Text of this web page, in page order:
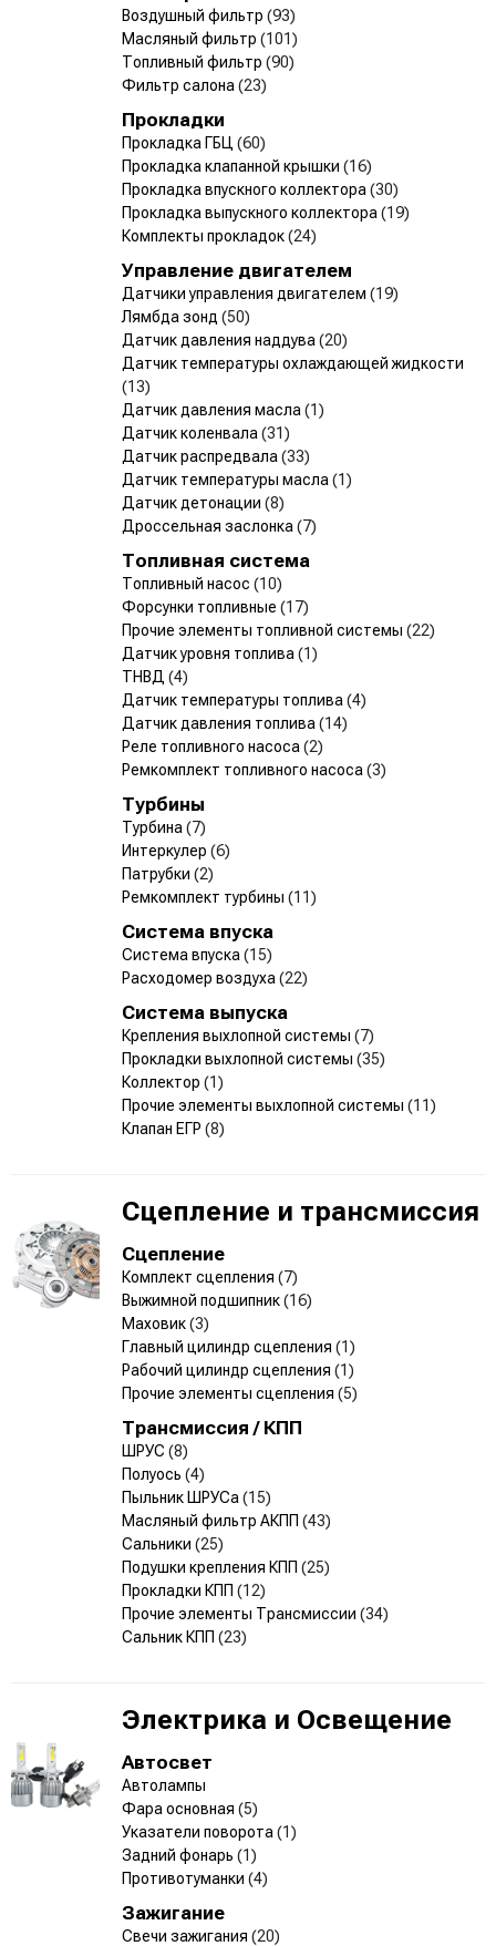
Воздушный фильтр (93)
Масляный фильтр (101)
Топливный фильтр (90)
Фильтр салона (23)
Прокладки
Прокладка ГБЦ (60)
Прокладка клапанной крышки (16)
Прокладка впускного коллектора (30)
Прокладка выпускного коллектора (19)
Комплекты прокладок(24)
Управление двигателем
Датчики управления двигателем (19)
Лямбда зонд (50)
Датчик давления наддува (20)
Датчик температуры охлаждающей жидкости
(13)
Датчик давления масла (1)
Датчик коленвала (31)
Датчик распредвала (33)
Датчик температуры масла (1)
Датчик детонации (8)
Дроссельная заслонка (7)
Топливная система
Топливный насос (10)
Форсунки топливные (17)
Прочие элементы топливной системы (22)
Датчик уровня топлива (1)
ТНВД (4)
Датчик температуры топлива (4)
Датчик давления топлива (14)
Реле топливного насоса (2)
Ремкомплект топливного насоса (3)
Турбины
Турбина (7)
Интеркулер (6)
Патрубки (2)
Ремкомплект турбины (11)
Система впуска
Система впуска (15)
Расходомер воздуха (22)
Система выпуска
Крепления выхлопной системы (7)
Прокладки выхлопной системы (35)
Коллектор (1)
Прочие элементы выхлопной системы (11)
Клапан ЕГР (8)
Сцепление и трансмиссия
Сцепление
Комплект сцепления (7)
Выжимной подшипник(16)
Маховик(3)
Главный цилиндр сцепления (1)
Рабочий цилиндр сцепления (1)
Прочие элементы сцепления (5)
Трансмиссия / КПП
ШРУС (8)
Полуось (4)
Пыльник ШРУСа (15)
Масляный фильтр АКПП (43)
Сальники (25)
Подушки крепления КПП (25)
Прокладки КПП (12)
Прочие элементы Трансмиссии (34)
Сальник КПП (23)
Электрика и Освещение
Автосвет
Автолампы
Фара основная (5)
Указатели поворота (1)
Задний фонарь (1)
Противотуманки (4)
Зажигание
Свечи зажигания (20)